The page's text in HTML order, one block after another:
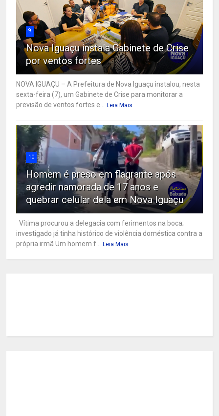
9
Nova Iguaçu instala Gabinete de Crise
por ventos fortes
NOVA IGUAÇU – A Prefeitura de Nova Iguaçu instalou, nesta
sexta-feira (7), um Gabinete de Crise para monitorar a
previsão de ventos fortes e... Leia Mais
10
Homem é preso em flagrante após
agredir namorada de 17 anos e
quebrar celular dela em Nova Iguaçu
Vítima procurou a delegacia com ferimentos na boca;
investigado já tinha histórico de violência doméstica contra a
própria irmã Um homem f... Leia Mais